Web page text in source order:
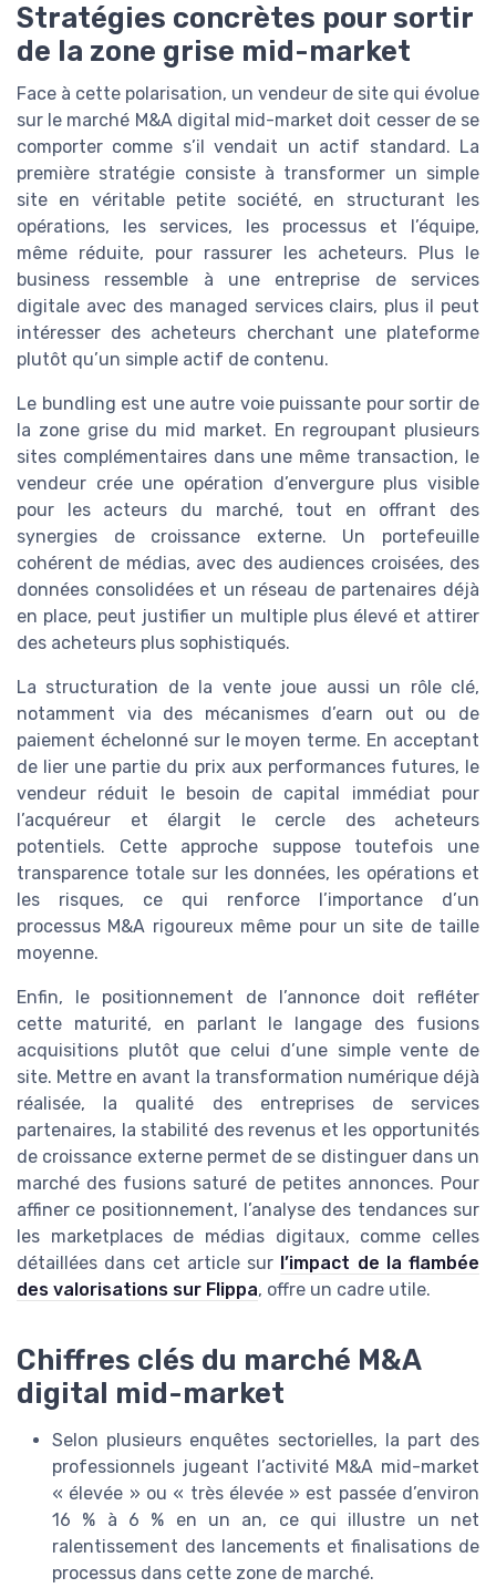
Stratégies concrètes pour sortir
de la zone grise mid-market
Face à cette polarisation, un vendeur de site qui évolue
sur le marché M&A digital mid-market doit cesser de se
comporter comme s’il vendait un actif standard. La
première stratégie consiste à transformer un simple
site en véritable petite société, en structurant les
opérations, les services, les processus et l’équipe,
même réduite, pour rassurer les acheteurs. Plus le
business ressemble à une entreprise de services
digitale avec des managed services clairs, plus il peut
intéresser des acheteurs cherchant une plateforme
plutôt qu’un simple actif de contenu.
Le bundling est une autre voie puissante pour sortir de
la zone grise du mid market. En regroupant plusieurs
sites complémentaires dans une même transaction, le
vendeur crée une opération d’envergure plus visible
pour les acteurs du marché, tout en offrant des
synergies de croissance externe. Un portefeuille
cohérent de médias, avec des audiences croisées, des
données consolidées et un réseau de partenaires déjà
en place, peut justifier un multiple plus élevé et attirer
des acheteurs plus sophistiqués.
La structuration de la vente joue aussi un rôle clé,
notamment via des mécanismes d’earn out ou de
paiement échelonné sur le moyen terme. En acceptant
de lier une partie du prix aux performances futures, le
vendeur réduit le besoin de capital immédiat pour
l’acquéreur et élargit le cercle des acheteurs
potentiels. Cette approche suppose toutefois une
transparence totale sur les données, les opérations et
les risques, ce qui renforce l’importance d’un
processus M&A rigoureux même pour un site de taille
moyenne.
Enfin, le positionnement de l’annonce doit refléter
cette maturité, en parlant le langage des fusions
acquisitions plutôt que celui d’une simple vente de
site. Mettre en avant la transformation numérique déjà
réalisée, la qualité des entreprises de services
partenaires, la stabilité des revenus et les opportunités
de croissance externe permet de se distinguer dans un
marché des fusions saturé de petites annonces. Pour
affiner ce positionnement, l’analyse des tendances sur
les marketplaces de médias digitaux, comme celles
détaillées dans cet article sur l’impact de la flambée
des valorisations sur Flippa, offre un cadre utile.
Chiffres clés du marché M&A
digital mid-market
Selon plusieurs enquêtes sectorielles, la part des
professionnels jugeant l’activité M&A mid-market
« élevée » ou « très élevée » est passée d’environ
16 % à 6 % en un an, ce qui illustre un net
ralentissement des lancements et finalisations de
processus dans cette zone de marché.